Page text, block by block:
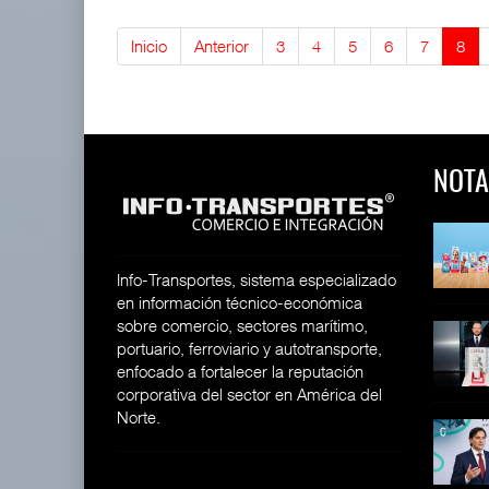
Inicio Anterior 3 4 5 6 7 8
Info-Transportes, sistema especializado
en información técnico-económica
sobre comercio, sectores marítimo,
portuario, ferroviario y autotransporte,
enfocado a fortalecer la reputación
corporativa del sector en América del
Norte.
Lala Yomi® y Toy Story
Industria tequilera presenta
l
28 JUL 2026
Toyota GR Yaris Aero
MG GO! y MG Cyber
Concept: Los
21 JUL 2026